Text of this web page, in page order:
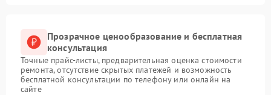
Прозрачное ценообразование и бесплатная
консультация
Точные прайс-листы, предварительная оценка стоимости
ремонта, отсутствие скрытых платежей и возможность
бесплатной консультации по телефону или онлайн на
сайте